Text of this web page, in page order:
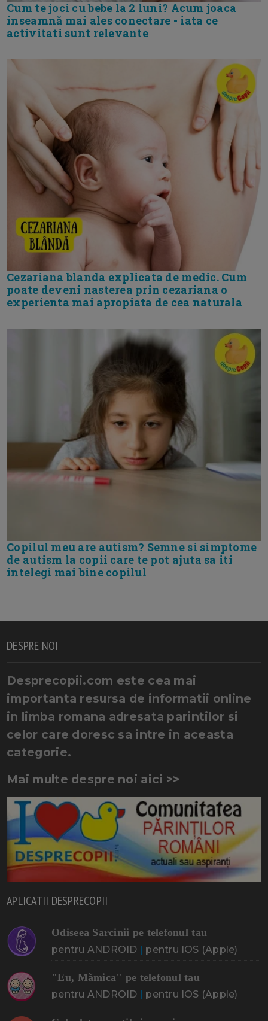
Cum te joci cu bebe la 2 luni? Acum joaca
inseamnă mai ales conectare - iata ce
activitati sunt relevante
Cezariana blanda explicata de medic. Cum
poate deveni nasterea prin cezariana o
experienta mai apropiata de cea naturala
Copilul meu are autism? Semne si simptome
de autism la copii care te pot ajuta sa iti
intelegi mai bine copilul
DESPRE NOI
Desprecopii.com este cea mai
importanta resursa de informatii online
in limba romana adresata parintilor si
celor care doresc sa intre in aceasta
categorie.
Mai multe despre noi aici >>
APLICATII DESPRECOPII
Odiseea Sarcinii pe telefonul tau
pentru ANDROID pentru IOS (Apple)
"Eu, Mămica" pe telefonul tau
pentru ANDROID pentru IOS (Apple)